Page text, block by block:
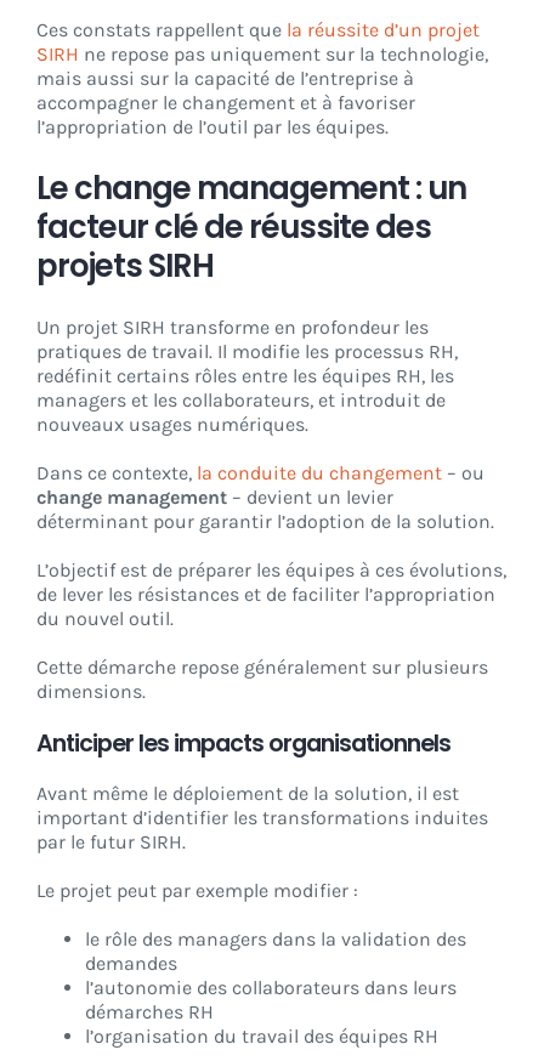
Ces constats rappellent que la réussite d’un projet
SIRH ne repose pas uniquement sur la technologie,
mais aussi sur la capacité de l’entreprise à
accompagner le changement et à favoriser
l’appropriation de l’outil par les équipes.
Le change management : un
facteur clé de réussite des
projets SIRH
Un projet SIRH transforme en profondeur les
pratiques de travail. Il modifie les processus RH,
redéfinit certains rôles entre les équipes RH, les
managers et les collaborateurs, et introduit de
nouveaux usages numériques.
Dans ce contexte, la conduite du changement – ou
change management – devient un levier
déterminant pour garantir l’adoption de la solution.
L’objectif est de préparer les équipes à ces évolutions,
de lever les résistances et de faciliter l’appropriation
du nouvel outil.
Cette démarche repose généralement sur plusieurs
dimensions.
Anticiper les impacts organisationnels
Avant même le déploiement de la solution, il est
important d’identifier les transformations induites
par le futur SIRH.
Le projet peut par exemple modifier :
le rôle des managers dans la validation des
demandes
l’autonomie des collaborateurs dans leurs
démarches RH
l’organisation du travail des équipes RH